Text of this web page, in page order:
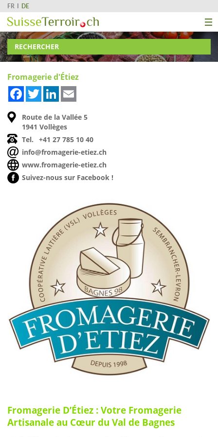
FR DE
RECHERCHER
Fromagerie d'Étiez
FacebookTwitterLinkedIn
Route de la Vallée 5
1941 Vollèges
Tel.
+41 27 785 10 40
info@fromagerie-etiez.ch
www.fromagerie-etiez.ch
Suivez-nous sur Facebook !
Fromagerie D’Étiez : Votre Fromagerie
Artisanale au Cœur du Val de Bagnes